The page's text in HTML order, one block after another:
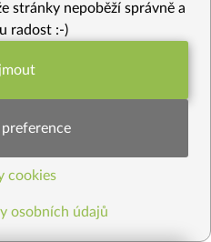
se na snídaně. Jen si
měsíce na návštěvě na
od Tomáše Kašpara : Krutá
stránky nepoběží správně a
radost :-)
(vždy
cookies
osobních údajů